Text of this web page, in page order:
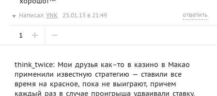
Написал YNK 25.01.13 в 21:49 ответить
1
think_twice: Мои друзья как–то в казино в Макао
применили известную стратегию — ставили все
время на красное, пока не выиграют, причем
каждый раз в случае проигрыша удваивали ставку.